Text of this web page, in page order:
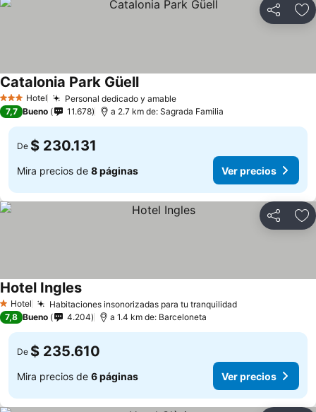
Compartir
3 Estrellas
Hotel Personal dedicado y amable
Catalonia Park Güell
7,7 Bueno 11.678 a 2.7 km de: Sagrada Familia
De $ 230.131
Mira precios de 8 páginas Ver precios
Compartir
1 Estrellas
Hotel Habitaciones insonorizadas para tu tranquilidad
Hotel Ingles
7,8 Bueno 4.204 a 1.4 km de: Barceloneta
De $ 235.610
Mira precios de 6 páginas Ver precios